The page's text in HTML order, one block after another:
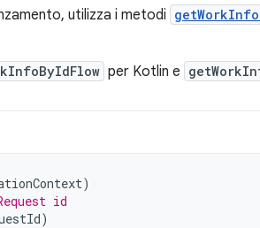
utilizza i metodi
per Kotlin e
)
id
)